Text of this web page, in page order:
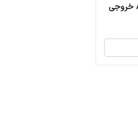
آمپلی فایر دیواری 2 زون - 8 خروجی